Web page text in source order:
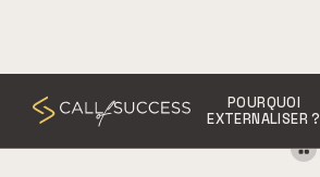
POURQUOI
EXTERNALISER ?